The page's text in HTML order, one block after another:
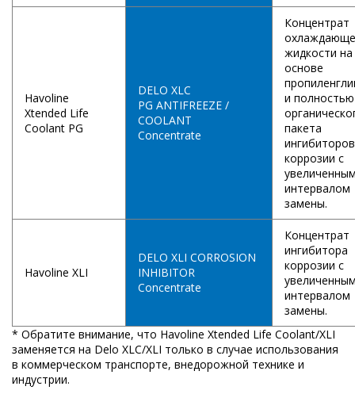
Havoline
Xtended Life
Coolant PG
DELO XLC
PG ANTIFREEZE /
COOLANT
Concentrate
Концентрат
жидкости на
основе
и полностью
пакета
ингибиторов
коррозии с
интервалом
замены.
Havoline XLI
DELO XLI CORROSION
INHIBITOR
Concentrate
Концентрат
ингибитора
коррозии с
интервалом
замены.
* Обратите внимание, что Havoline Xtended Life Coolant/XLI
заменяется на Delo XLC/XLI только в случае использования
в коммерческом транспорте, внедорожной технике и
индустрии.